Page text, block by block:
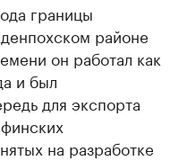
границы
районе
он работал как
и был
для экспорта
на разработке